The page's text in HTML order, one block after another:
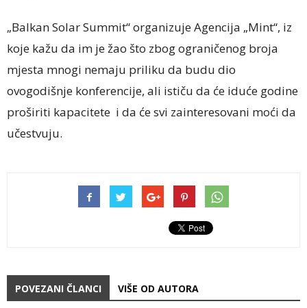
„Balkan Solar Summit“ organizuje Agencija „Mint“, iz
koje kažu da im je žao što zbog ograničenog broja
mjesta mnogi nemaju priliku da budu dio
ovogodišnje konferencije, ali ističu da će iduće godine
proširiti kapacitete i da će svi zainteresovani moći da
učestvuju.
POVEZANI ČLANCI VIŠE OD AUTORA